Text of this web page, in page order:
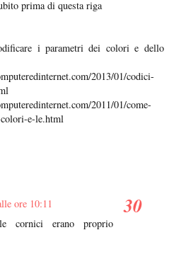
prima di questa riga
i parametri dei colori e dello
2013/01/codici-
2011/01/come-
e-le.html
ore 10:11
cornici erano proprio